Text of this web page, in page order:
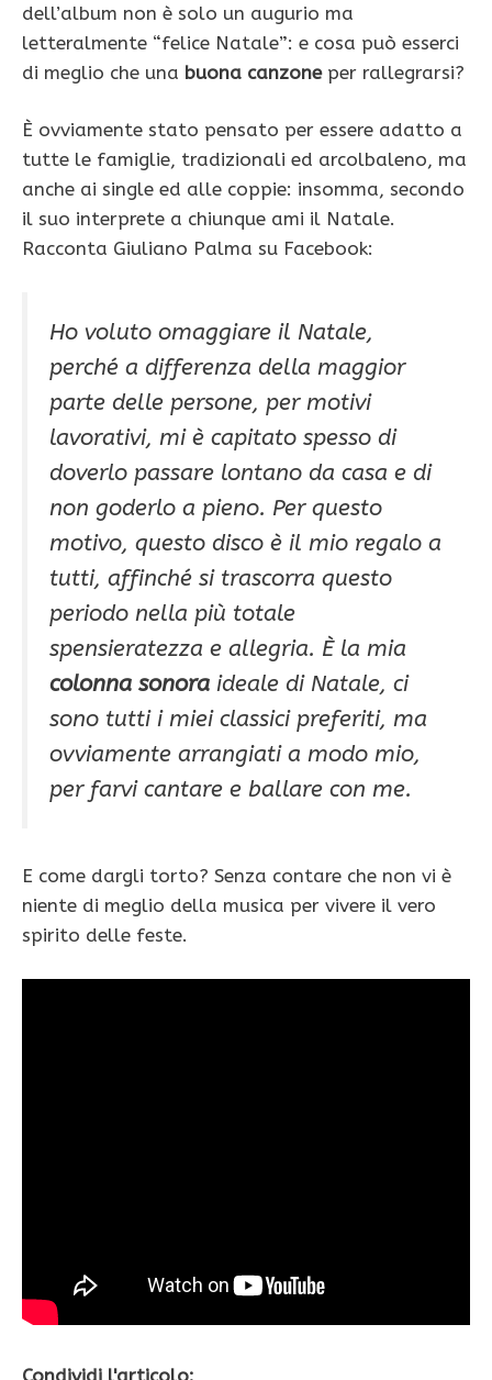
dell’album non è solo un augurio ma
letteralmente “felice Natale”: e cosa può esserci
di meglio che una buona canzoneper rallegrarsi?
È ovviamente stato pensato per essere adatto a
tutte le famiglie, tradizionali ed arcolbaleno, ma
anche ai single ed alle coppie: insomma, secondo
il suo interprete a chiunque ami il Natale.
Racconta Giuliano Palma su Facebook:
Ho voluto omaggiare il Natale,
perché a differenza della maggior
parte delle persone, per motivi
lavorativi, mi è capitato spesso di
doverlo passare lontano da casa e di
non goderlo a pieno. Per questo
motivo, questo disco è il mio regalo a
tutti, affinché si trascorra questo
periodo nella più totale
spensieratezza e allegria. È la mia
colonna sonora ideale di Natale, ci
sono tutti i miei classici preferiti, ma
ovviamente arrangiati a modo mio,
per farvi cantare e ballare con me.
E come dargli torto? Senza contare che non vi è
niente di meglio della musica per vivere il vero
spirito delle feste.